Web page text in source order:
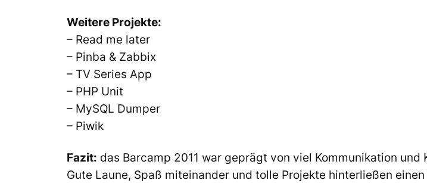
Weitere Projekte:
– Read me later
– Pinba & Zabbix
– TV Series App
– PHP Unit
– MySQL Dumper
– Piwik
Fazit: das Barcamp 2011 war geprägt von viel Kommunikation
Gute Laune, Spaß miteinander und tolle Projekte hinterließen